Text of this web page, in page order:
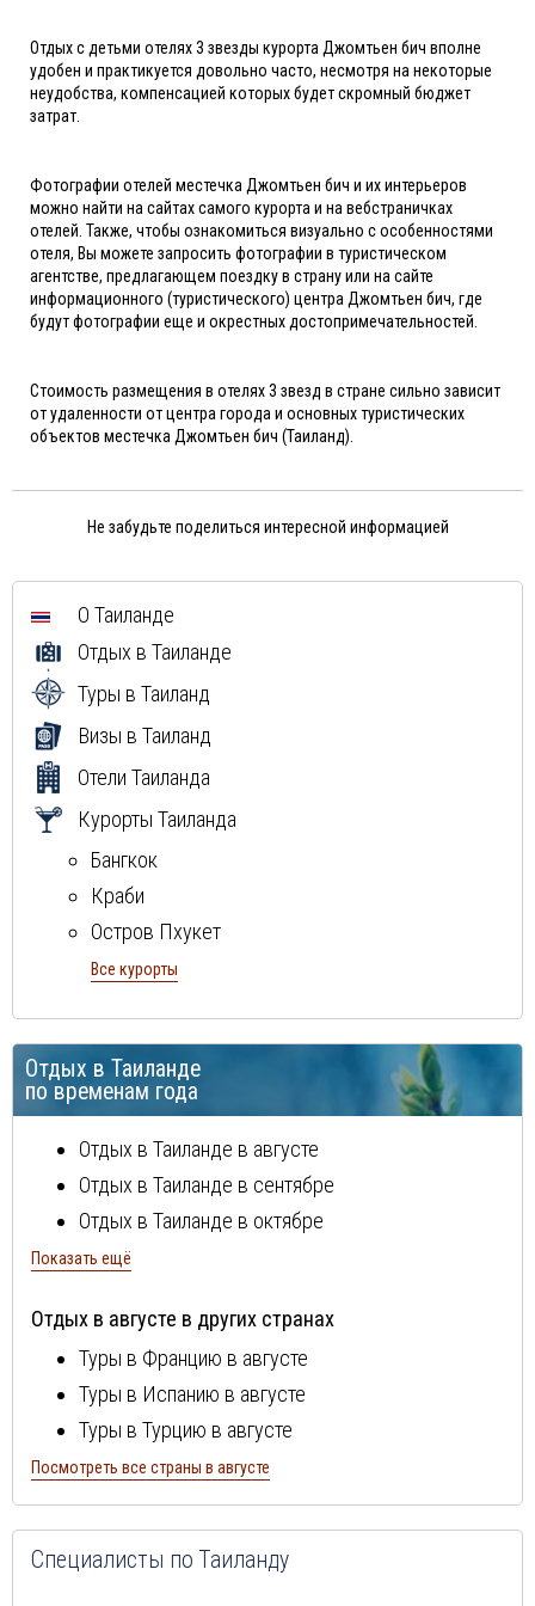
Отдых с детьми отелях 3 звезды курорта Джомтьен бич вполне
удобен и практикуется довольно часто, несмотря на некоторые
неудобства, компенсацией которых будет скромный бюджет
затрат.
Фотографии отелей местечка Джомтьен бич и их интерьеров
можно найти на сайтах самого курорта и на вебстраничках
отелей. Также, чтобы ознакомиться визуально с особенностями
отеля, Вы можете запросить фотографии в туристическом
агентстве, предлагающем поездку в страну или на сайте
информационного (туристического) центра Джомтьен бич, где
будут фотографии еще и окрестных достопримечательностей.
Стоимость размещения в отелях 3 звезд в стране сильно зависит
от удаленности от центра города и основных туристических
объектов местечка Джомтьен бич (Таиланд).
Не забудьте поделиться интересной информацией
О Таиланде
Отдых в Таиланде
Туры в Таиланд
Визы в Таиланд
Отели Таиланда
Курорты Таиланда
Бангкок
Краби
Остров Пхукет
Остров Самуи
Все курорты
Отдых в Таиланде
по временам года
Отдых в Таиланде в августе
Отдых в Таиланде в сентябре
Отдых в Таиланде в октябре
Отдых в Таиланде в ноябре
Отдых в Таиланде в январе
Отдых в Таиланде в феврале
Отдых в Таиланде в марте
Отдых в Таиланде в апреле
Отдых в Таиланде в мае
Отдых в Таиланде в июне
Показать ещё
Отдых в августе в других странах
Туры в Францию в августе
Туры в Испанию в августе
Туры в Турцию в августе
Туры в Болгарию в августе
Туры в Португалию в августе
Туры в Италию в августе
Туры в Египет в августе
Посмотреть все страны в августе
Специалисты по Таиланду